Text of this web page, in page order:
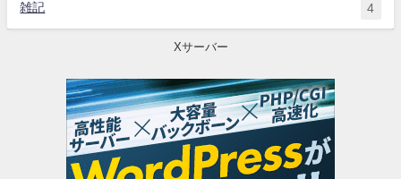
雑記 4
Xサーバー